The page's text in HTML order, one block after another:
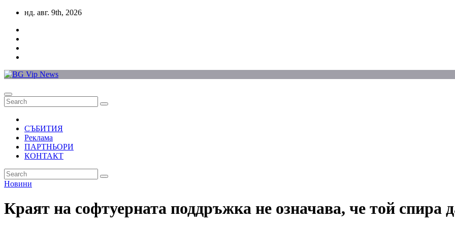
Skip
content
нд. авг. 9th, 2026
СЪБИТИЯ
Реклама
ПАРТНЬОРИ
КОНТАКТ
Новини
Краят на софтуерната поддръжка не означава, че той спира